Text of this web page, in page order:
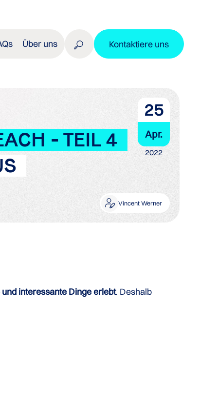
Über uns Kontaktiere uns
- TEIL 4
25
Apr.
2022
Vincent Werner
interessante Dinge erlebt. Deshalb